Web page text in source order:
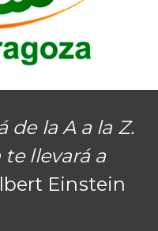
de la A a la Z.
llevará a
Einstein